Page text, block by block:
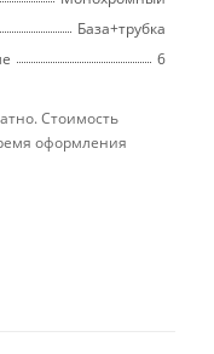
База+трубка
6
Стоимость
оформления